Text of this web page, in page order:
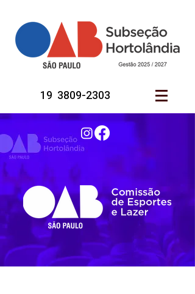
19 3809-2303